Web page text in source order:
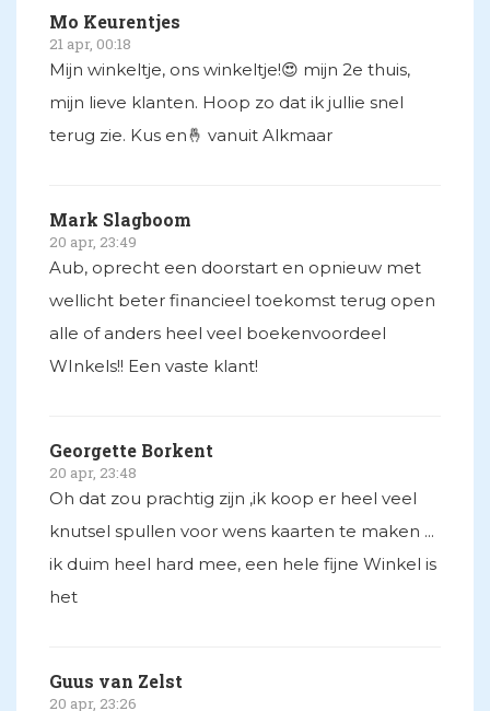
Mo Keurentjes
21 apr, 00:18
Mijn winkeltje, ons winkeltje!😍 mijn 2e thuis,
mijn lieve klanten. Hoop zo dat ik jullie snel
terug zie. Kus en🤞 vanuit Alkmaar
Mark Slagboom
20 apr, 23:49
Aub, oprecht een doorstart en opnieuw met
wellicht beter financieel toekomst terug open
alle of anders heel veel boekenvoordeel
WInkels!! Een vaste klant!
Georgette Borkent
20 apr, 23:48
Oh dat zou prachtig zijn ,ik koop er heel veel
knutsel spullen voor wens kaarten te maken ...
ik duim heel hard mee, een hele fijne Winkel is
het
Guus van Zelst
20 apr, 23:26